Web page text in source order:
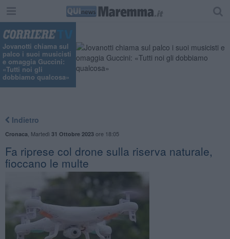
Jovanotti chiama sul
palco i suoi musicisti
e omaggia Guccini:
«Tutti noi gli
dobbiamo qualcosa»
Indietro
Cronaca Martedì 31 Ottobre 2023ore 18:05
Fa riprese col drone sulla riserva naturale,
fioccano le multe